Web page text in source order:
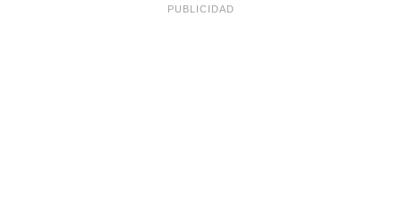
PUBLICIDAD